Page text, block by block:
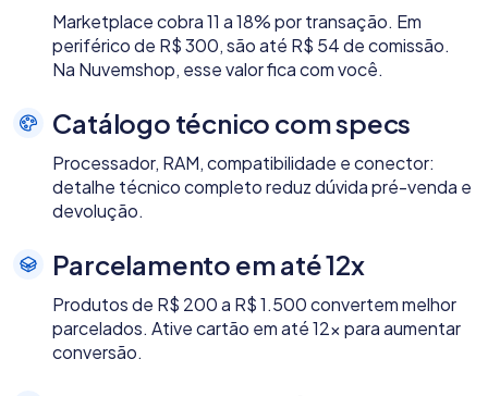
Marketplace cobra 11 a 18% por transação. Em
periférico de R$ 300, são até R$ 54 de comissão.
Na Nuvemshop, esse valor fica com você.
Catálogo técnico com specs
Processador, RAM, compatibilidade e conector:
detalhe técnico completo reduz dúvida pré-venda e
devolução.
Parcelamento em até 12x
Produtos de R$ 200 a R$ 1.500 convertem melhor
parcelados. Ative cartão em até 12x para aumentar
conversão.